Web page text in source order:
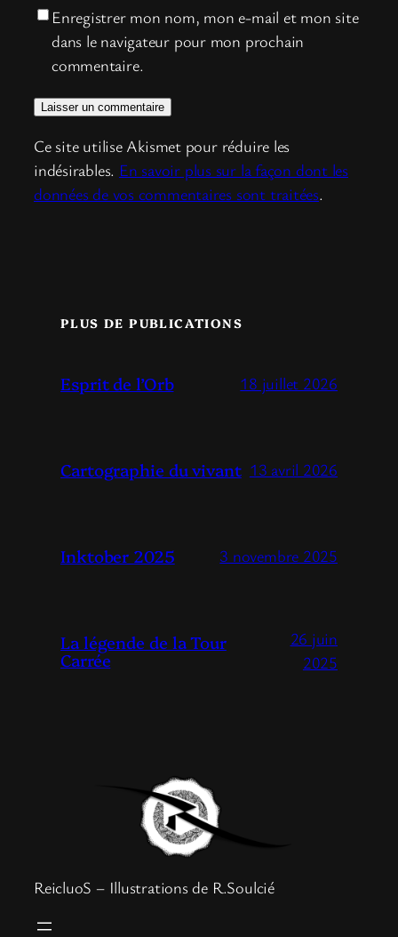
Enregistrer mon nom, mon e-mail et mon site
dans le navigateur pour mon prochain
commentaire.
Ce site utilise Akismet pour réduire les
indésirables. En savoir plus sur la façon dont les
données de vos commentaires sont traitées.
PLUS DE PUBLICATIONS
Esprit de l’Orb 18 juillet 2026
Cartographie du vivant 13 avril 2026
Inktober 2025 3 novembre 2025
La légende de la Tour
Carrée
26 juin
2025
ReicluoS – Illustrations de R.Soulcié